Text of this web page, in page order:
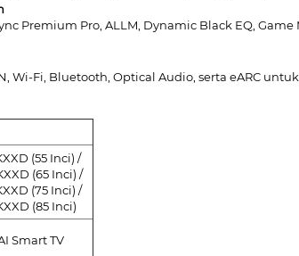
Premium Pro, ALLM, Dynamic Black EQ,
Wi-Fi, Bluetooth, Optical Audio, serta eARC
(55 Inci) /
(65 Inci) /
(75 Inci) /
(85 Inci)
Smart TV